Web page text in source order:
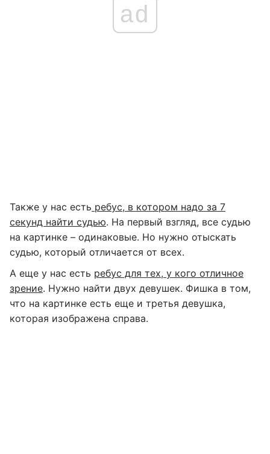
ad
Также у нас есть ребус, в котором надо за 7
секунд найти судью. На первый взгляд, все судью
на картинке – одинаковые. Но нужно отыскать
судью, который отличается от всех.
А еще у нас есть ребус для тех, у кого отличное
зрение. Нужно найти двух девушек. Фишка в том,
что на картинке есть еще и третья девушка,
которая изображена справа.